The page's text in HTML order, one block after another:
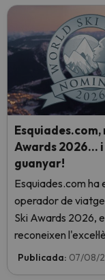
Awards 2026…
guanyar!
Esquiades.com ha
operador de
Ski Awards 2026,
reconeixen
Vota ara i ajuda'ns
Publicada: 07/08/